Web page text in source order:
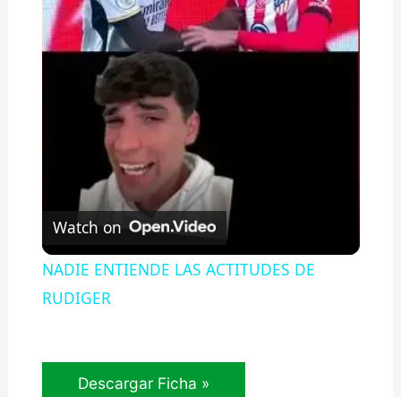
l
y
V
i
e
Watch on
NADIE ENTIENDE LAS ACTITUDES DE
RUDIGER
Generalidades
Descargar Ficha »